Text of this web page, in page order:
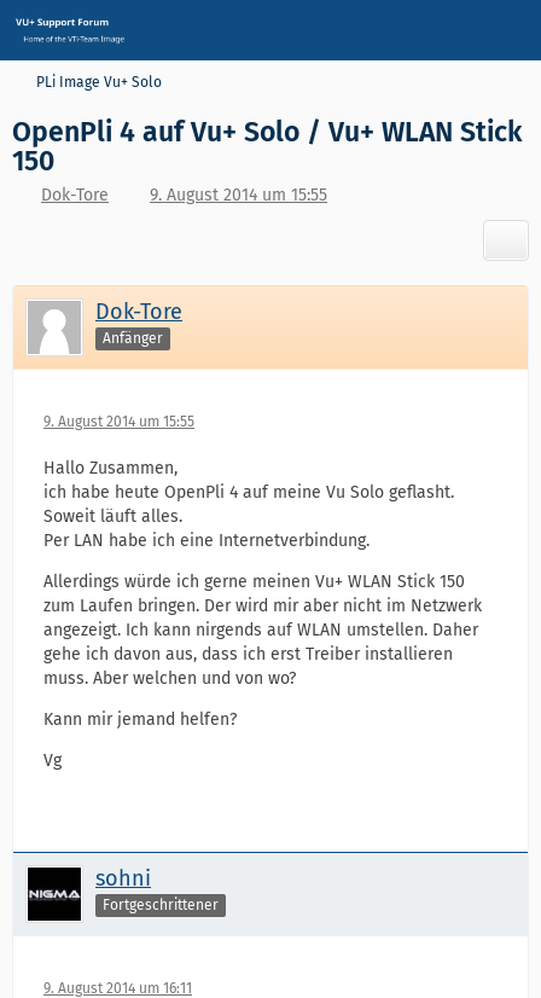
PLi Image Vu+ Solo
OpenPli 4 auf Vu+ Solo / Vu+ WLAN Stick
150
Dok-Tore 9. August 2014 um 15:55
Dok-Tore
Anfänger
9. August 2014 um 15:55
Hallo Zusammen,
ich habe heute OpenPli 4 auf meine Vu Solo geflasht.
Soweit läuft alles.
Per LAN habe ich eine Internetverbindung.
Allerdings würde ich gerne meinen Vu+ WLAN Stick 150
zum Laufen bringen. Der wird mir aber nicht im Netzwerk
angezeigt. Ich kann nirgends auf WLAN umstellen. Daher
gehe ich davon aus, dass ich erst Treiber installieren
muss. Aber welchen und von wo?
Kann mir jemand helfen?
Vg
sohni
Fortgeschrittener
9. August 2014 um 16:11